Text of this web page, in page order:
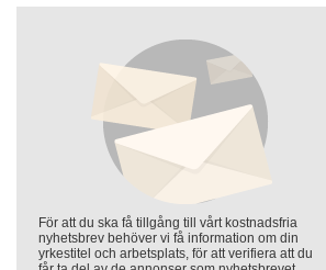
För att du ska få tillgång till vårt kostnadsfria
nyhetsbrev behöver vi få information om din
yrkestitel och arbetsplats, för att verifiera att du